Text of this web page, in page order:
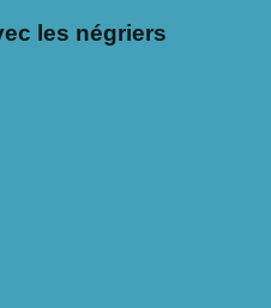
les négriers